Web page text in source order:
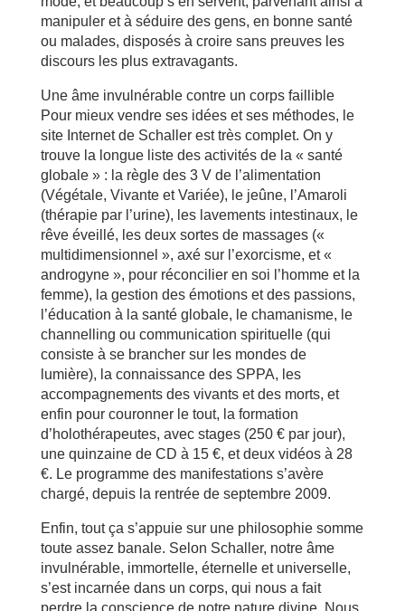
manipuler et à séduire des gens, en bonne santé
ou malades, disposés à croire sans preuves les
discours les plus extravagants.
Une âme invulnérable contre un corps faillible
Pour mieux vendre ses idées et ses méthodes, le
site Internet de Schaller est très complet. On y
trouve la longue liste des activités de la « santé
globale » : la règle des 3 V de l’alimentation
(Végétale, Vivante et Variée), le jeûne, l’Amaroli
(thérapie par l’urine), les lavements intestinaux, le
rêve éveillé, les deux sortes de massages («
multidimensionnel », axé sur l’exorcisme, et «
androgyne », pour réconcilier en soi l’homme et la
femme), la gestion des émotions et des passions,
l’éducation à la santé globale, le chamanisme, le
channelling ou communication spirituelle (qui
consiste à se brancher sur les mondes de
lumière), la connaissance des SPPA, les
accompagnements des vivants et des morts, et
enfin pour couronner le tout, la formation
d’holothérapeutes, avec stages (250 € par jour),
une quinzaine de CD à 15 €, et deux vidéos à 28
€. Le programme des manifestations s’avère
chargé, depuis la rentrée de septembre 2009.
Enfin, tout ça s’appuie sur une philosophie somme
toute assez banale. Selon Schaller, notre âme
invulnérable, immortelle, éternelle et universelle,
s’est incarnée dans un corps, qui nous a fait
perdre la conscience de notre nature divine. Nous